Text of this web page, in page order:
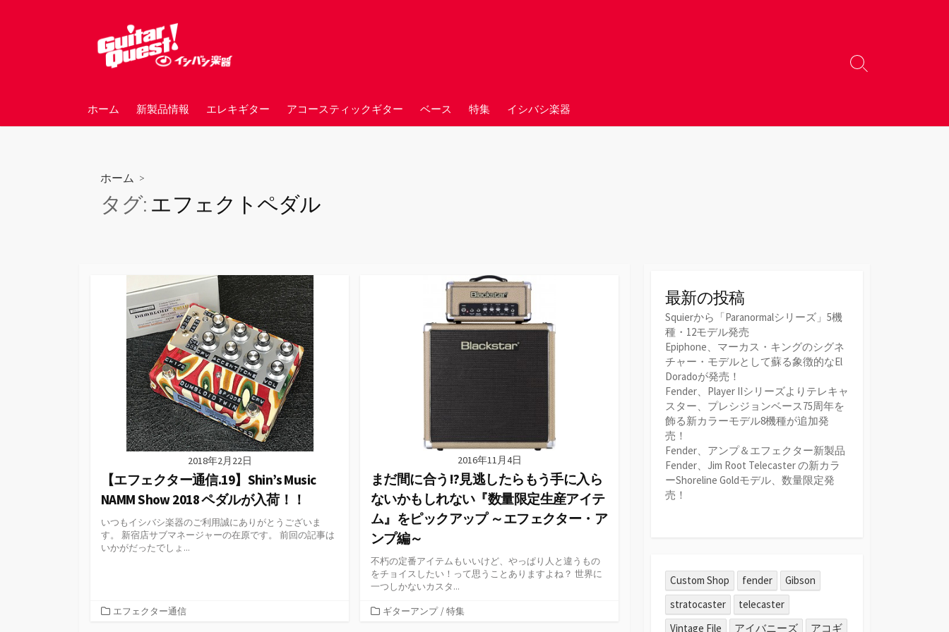
ホーム 新製品情報 エレキギター アコースティックギター ベース 特集 イシバシ楽器
検
替
ホーム >
タグ: エフェクトペダル
2018年2月22日
【エフェクター通信.19】Shin’s Music
NAMM Show 2018 ペダルが入荷！！
いつもイシバシ楽器のご利用誠にありがとうございま
す。 新宿店サブマネージャーの在原です。 前回の記事は
いかがだったでしょ...
カエフェクター通信
2016年11月4日
まだ間に合う!?見逃したらもう手に入ら
ないかもしれない『数量限定生産アイテ
ム』をピックアップ ～エフェクター・ア
ンプ編～
不朽の定番アイテムもいいけど、やっぱり人と違うもの
をチョイスしたい！って思うことありますよね？ 世界に
一つしかないカスタ...
カギターアンプ / 特集
最新の投稿
Squierから「Paranormalシリーズ」5機
種・12モデル発売
Epiphone、マーカス・キングのシグネ
チャー・モデルとして蘇る象徴的なEl
Doradoが発売！
Fender、Player IIシリーズよりテレキャ
スター、プレシジョンベース75周年を
飾る新カラーモデル8機種が追加発
売！
Fender、アンプ＆エフェクター新製品
Fender、Jim Root Telecaster の新カラ
ーShoreline Goldモデル、数量限定発
売！
Custom Shop fender
Gibson
stratocaster
telecaster
Vintage File
アイバニーズ
アコギ